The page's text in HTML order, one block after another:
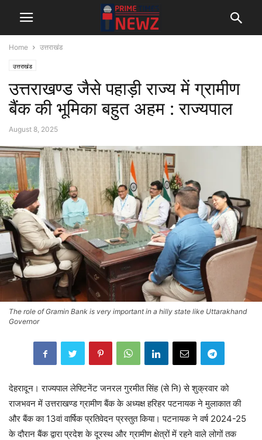
Home उत्तराखंड
उत्तराखंड
उत्तराखण्ड जैसे पहाड़ी राज्य में ग्रामीण
बैंक की भूमिका बहुत अहम : राज्यपाल
August 8, 2025
The role of Gramin Bank is very important in a hilly state like Uttarakhand
Governor
देहरादून। राज्यपाल लेफ्टिनेंट जनरल गुरमीत सिंह (से नि) से शुक्रवार को
राजभवन में उत्तराखण्ड ग्रामीण बैंक के अध्यक्ष हरिहर पटनायक ने मुलाकात की
और बैंक का 13वां वार्षिक प्रतिवेदन प्रस्तुत किया। पटनायक ने वर्ष 2024-25
के दौरान बैंक द्वारा प्रदेश के दूरस्थ और ग्रामीण क्षेत्रों में रहने वाले लोगों तक